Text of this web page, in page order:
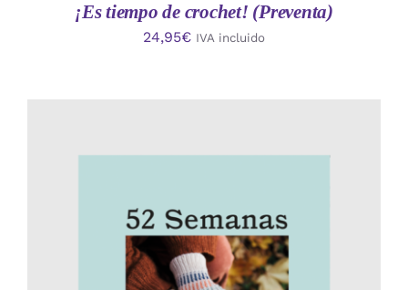
¡Es tiempo de crochet! (Preventa)
24,95€ IVA incluido